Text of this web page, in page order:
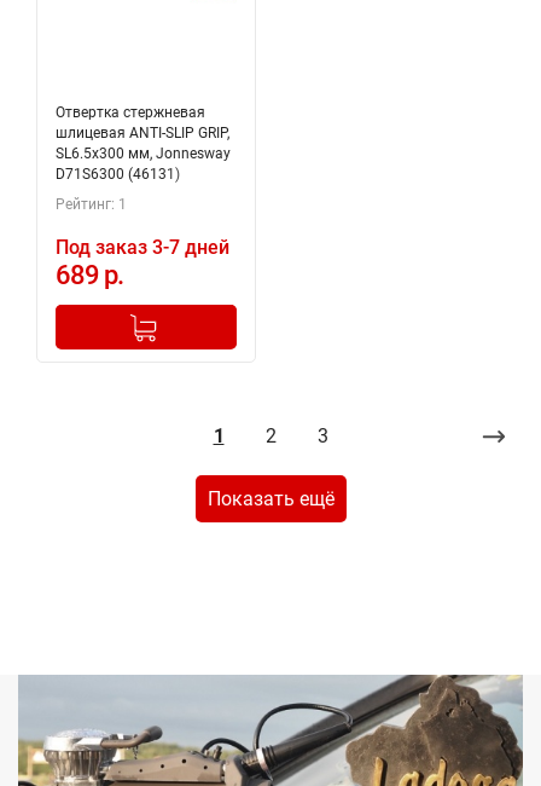
Отвертка стержневая
шлицевая ANTI-SLIP GRIP,
SL6.5х300 мм, Jonnesway
D71S6300 (46131)
Рейтинг: 1
Под заказ 3-7 дней
689 р.
+
Добавлено в корзину
1 2 3
Показать ещё